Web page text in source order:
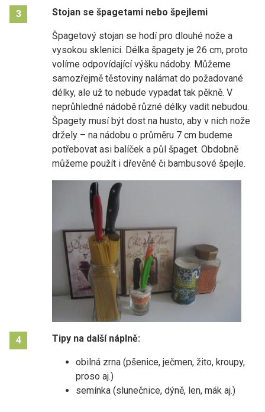
3 Stojan se špagetami nebo špejlemi
Špagetový stojan se hodí pro dlouhé nože a
vysokou sklenici. Délka špagety je 26 cm, proto
volíme odpovídající výšku nádoby. Můžeme
samozřejmě těstoviny nalámat do požadované
délky, ale už to nebude vypadat tak pěkně. V
neprůhledné nádobě různé délky vadit nebudou.
Špagety musí být dost na husto, aby v nich nože
držely – na nádobu o průměru 7 cm budeme
potřebovat asi balíček a půl špaget. Obdobně
můžeme použít i dřevěné či bambusové špejle.
4 Tipy na další náplně:
obilná zrna (pšenice, ječmen, žito, kroupy,
proso aj.)
semínka (slunečnice, dýně, len, mák aj.)